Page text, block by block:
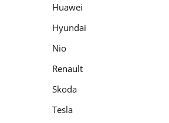
Huawei
Hyundai
Nio
Renault
Skoda
Tesla